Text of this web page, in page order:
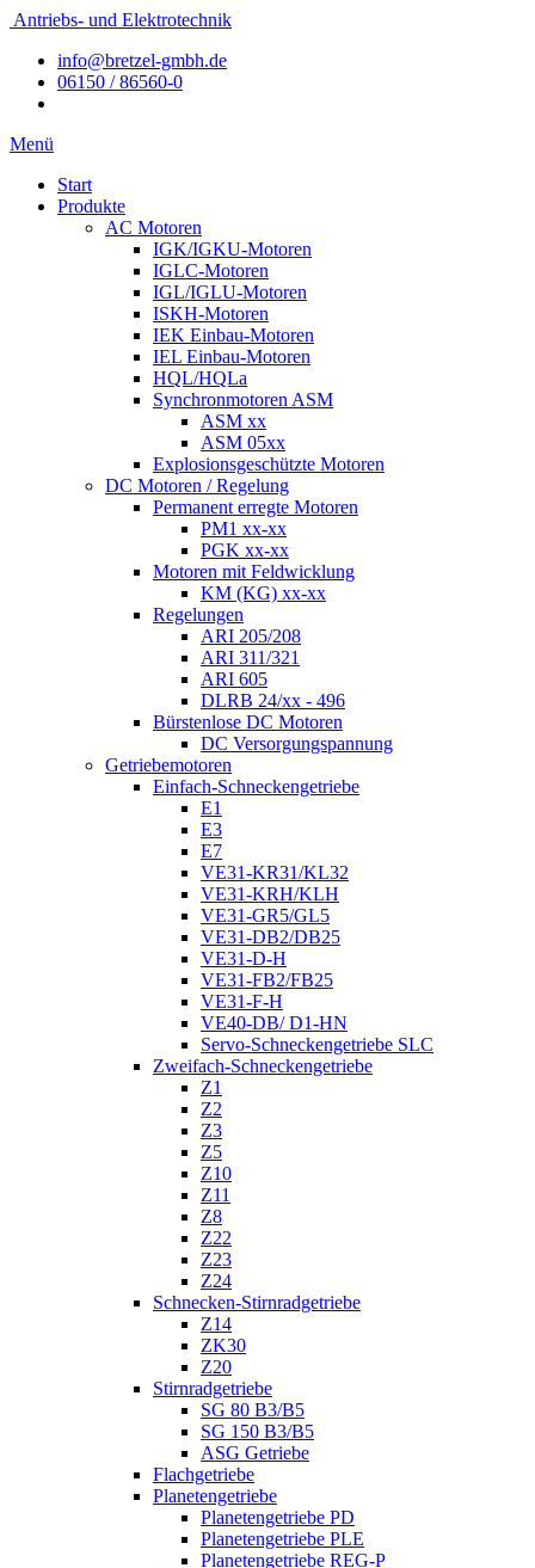
Antriebs- und Elektrotechnik
info@bretzel-gmbh.de
06150 / 86560-0
Menü
Start
Produkte
AC Motoren
IGK/IGKU-Motoren
IGLC-Motoren
IGL/IGLU-Motoren
ISKH-Motoren
IEK Einbau-Motoren
IEL Einbau-Motoren
HQL/HQLa
Synchronmotoren ASM
ASM xx
ASM 05xx
Explosionsgeschützte Motoren
DC Motoren / Regelung
Permanent erregte Motoren
PM1 xx-xx
PGK xx-xx
Motoren mit Feldwicklung
KM (KG) xx-xx
Regelungen
ARI 205/208
ARI 311/321
ARI 605
DLRB 24/xx - 496
Bürstenlose DC Motoren
DC Versorgungspannung
Getriebemotoren
Einfach-Schneckengetriebe
E1
E3
E7
VE31-KR31/KL32
VE31-KRH/KLH
VE31-GR5/GL5
VE31-DB2/DB25
VE31-D-H
VE31-FB2/FB25
VE31-F-H
VE40-DB/ D1-HN
Servo-Schneckengetriebe SLC
Zweifach-Schneckengetriebe
Z1
Z2
Z3
Z5
Z10
Z11
Z8
Z22
Z23
Z24
Schnecken-Stirnradgetriebe
Z14
ZK30
Z20
Stirnradgetriebe
SG 80 B3/B5
SG 150 B3/B5
ASG Getriebe
Flachgetriebe
Planetengetriebe
Planetengetriebe PD
Planetengetriebe PLE
Planetengetriebe REG-P